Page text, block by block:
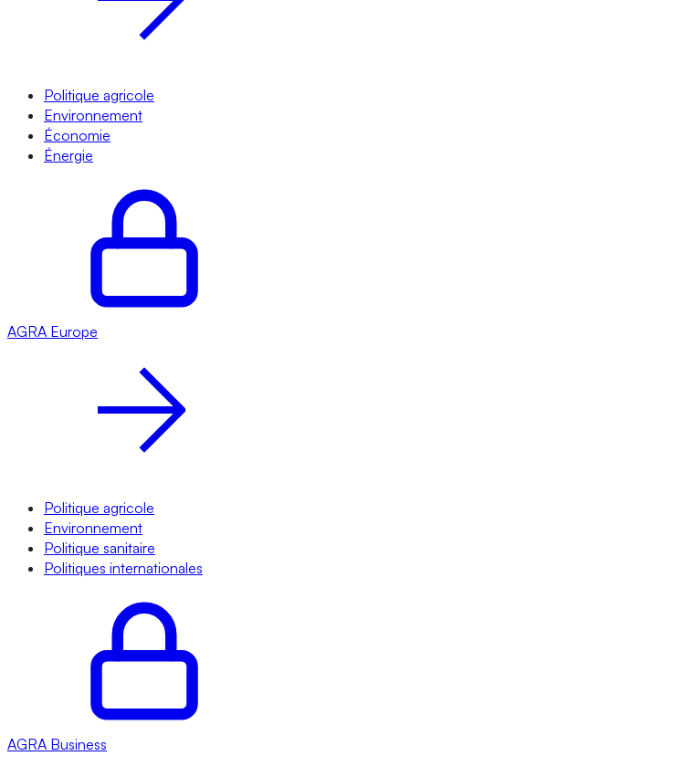
Politique agricole
Environnement
Économie
Énergie
AGRA Europe
Politique agricole
Environnement
Politique sanitaire
Politiques internationales
AGRA Business